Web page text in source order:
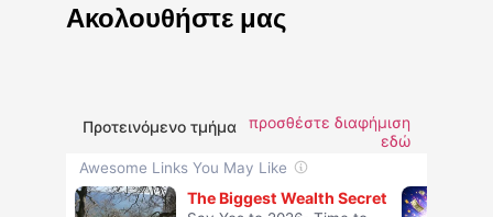
Ακολουθήστε μας
Προτεινόμενο τμήμα
προσθέστε διαφήμιση
εδώ